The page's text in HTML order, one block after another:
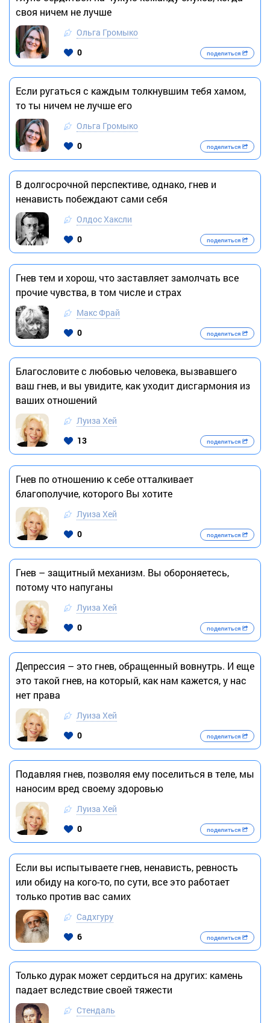
своя ничем не лучше
Ольга Громыко
0
поделиться
Если ругаться с каждым толкнувшим тебя хамом,
то ты ничем не лучше его
Ольга Громыко
0
поделиться
В долгосрочной перспективе, однако, гнев и
ненависть побеждают сами себя
Олдос Хаксли
0
поделиться
Гнев тем и хорош, что заставляет замолчать все
прочие чувства, в том числе и страх
Макс Фрай
0
поделиться
Благословите с любовью человека, вызвавшего
ваш гнев, и вы увидите, как уходит дисгармония из
ваших отношений
Луиза Хей
13
поделиться
Гнев по отношению к себе отталкивает
благополучие, которого Вы хотите
Луиза Хей
0
поделиться
Гнев – защитный механизм. Вы обороняетесь,
потому что напуганы
Луиза Хей
0
поделиться
Депрессия – это гнев, обращенный вовнутрь. И еще
это такой гнев, на который, как нам кажется, у нас
нет права
Луиза Хей
0
поделиться
Подавляя гнев, позволяя ему поселиться в теле, мы
наносим вред своему здоровью
Луиза Хей
0
поделиться
Если вы испытываете гнев, ненависть, ревность
или обиду на кого-то, по сути, все это работает
только против вас самих
Садхгуру
6
поделиться
Только дурак может сердиться на других: камень
падает вследствие своей тяжести
Стендаль